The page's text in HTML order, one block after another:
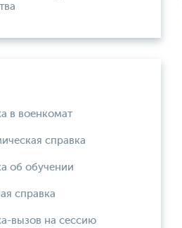
в военкомат
справка
об обучении
справка
вызов на сессию